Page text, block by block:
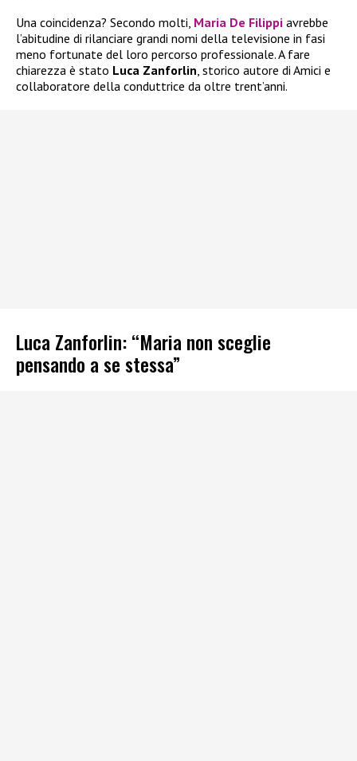
Una coincidenza? Secondo molti, Maria De Filippi avrebbe
l’abitudine di rilanciare grandi nomi della televisione in fasi
meno fortunate del loro percorso professionale. A fare
chiarezza è stato Luca Zanforlin, storico autore di Amici e
collaboratore della conduttrice da oltre trent’anni.
Luca Zanforlin: “Maria non sceglie
pensando a se stessa”